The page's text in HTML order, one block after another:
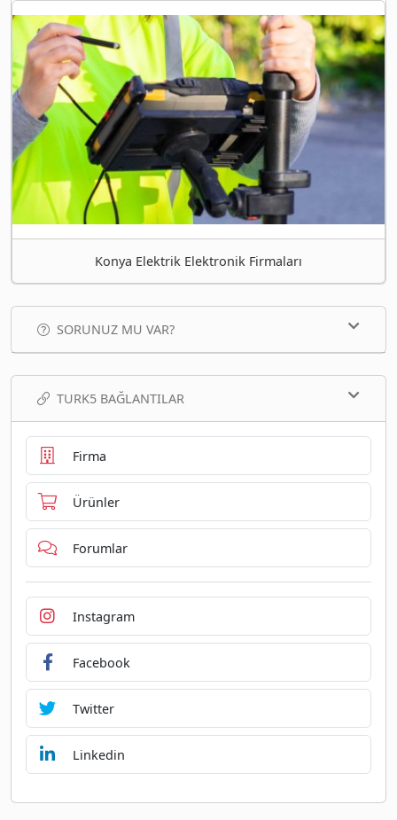
Konya Elektrik Elektronik Firmaları
SORUNUZ MU VAR?
TURK5 BAĞLANTILAR
Firma
Ürünler
Forumlar
Instagram
Facebook
Twitter
Linkedin